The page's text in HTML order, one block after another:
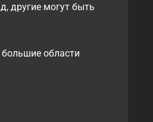
другие могут быть
области